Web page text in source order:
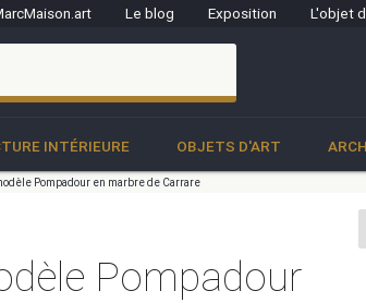
Le blog Exposition L'objet
INTÉRIEURE OBJETS D'ART
Pompadour en marbre de Carrare
Pompadour